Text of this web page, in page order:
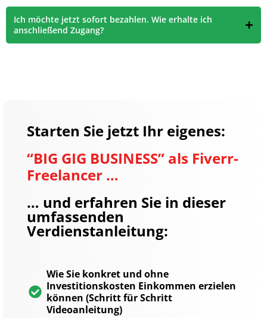
Ich möchte jetzt sofort bezahlen. Wie erhalte ich
anschließend Zugang?
Starten Sie jetzt Ihr eigenes:
“BIG GIG BUSINESS” als Fiverr-
Freelancer …
… und erfahren Sie in dieser
umfassenden
Verdienstanleitung:
Wie Sie konkret und ohne
Investitionskosten Einkommen erzielen
können (Schritt für Schritt
Videoanleitung)